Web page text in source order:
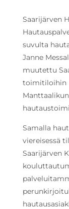
Saarijärven
suvulta
Janne
muutettu
toimitiloihin
Samalla
viereisessä
Saarijärven